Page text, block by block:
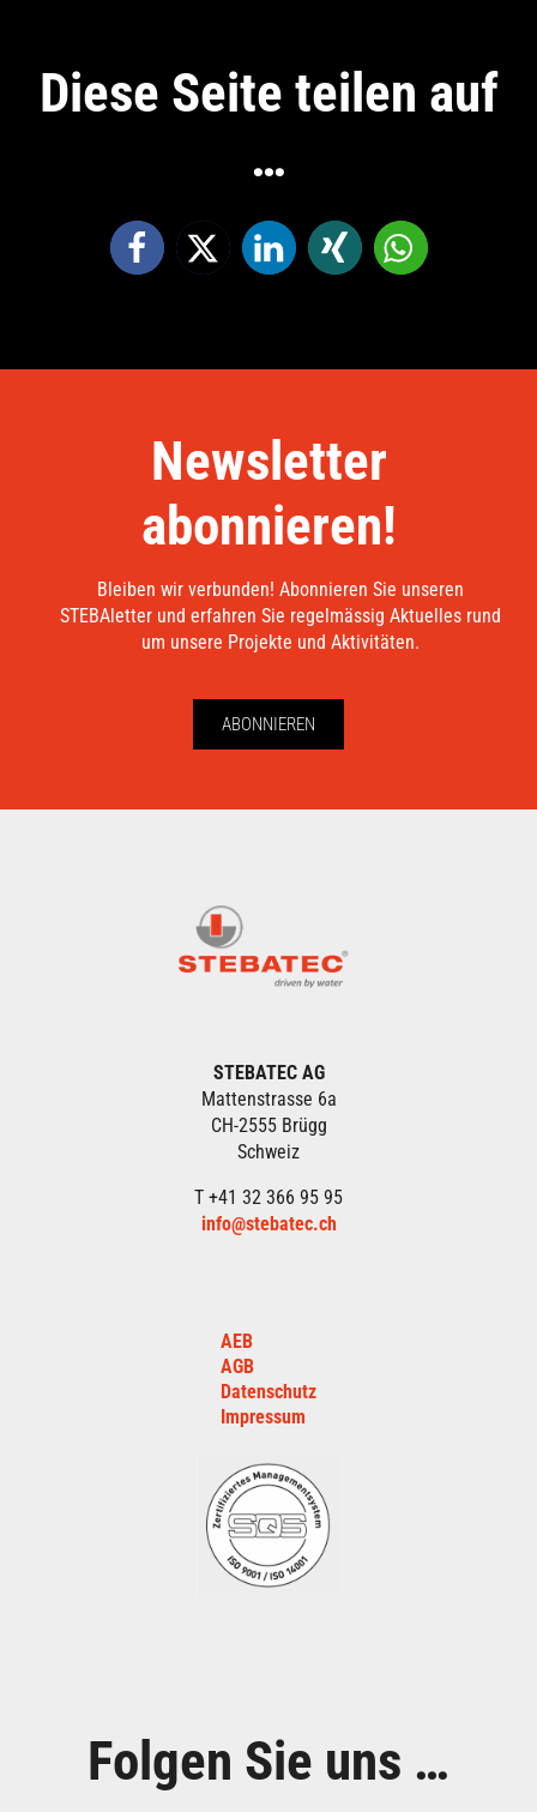
Diese Seite teilen auf
…
Newsletter
abonnieren!
Bleiben wir verbunden! Abonnieren Sie unseren
STEBAletter und erfahren Sie regelmässig Aktuelles rund
um unsere Projekte und Aktivitäten.
ABONNIEREN
STEBATEC AG
Mattenstrasse 6a
CH-2555 Brügg
Schweiz
T +41 32 366 95 95
info@stebatec.ch
AEB
AGB
Datenschutz
Impressum
Folgen Sie uns …